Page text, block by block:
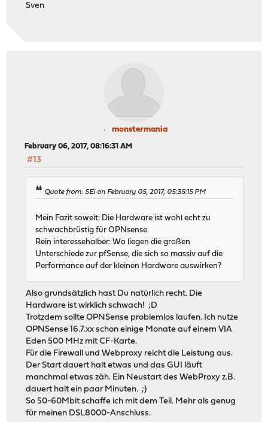
Sven
monstermania
February 06, 2017, 08:16:31 AM
#13
Quote from: SEi on February 05, 2017, 05:35:15 PM
Mein Fazit soweit: Die Hardware ist wohl echt zu
schwachbrüstig für OPNsense.
Rein interessehalber: Wo liegen die großen
Unterschiede zur pfSense, die sich so massiv auf die
Performance auf der kleinen Hardware auswirken?
Also grundsätzlich hast Du natürlich recht. Die
Hardware ist wirklich schwach! ;D
Trotzdem sollte OPNSense problemlos laufen. Ich nutze
OPNSense 16.7.xx schon einige Monate auf einem VIA
Eden 500 MHz mit CF-Karte.
Für die Firewall und Webproxy reicht die Leistung aus.
Der Start dauert halt etwas und das GUI läuft
manchmal etwas zäh. Ein Neustart des WebProxy z.B.
dauert halt ein paar Minuten. ;)
So 50-60Mbit schaffe ich mit dem Teil. Mehr als genug
für meinen DSL8000-Anschluss.